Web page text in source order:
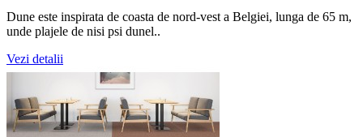
Dune este inspirata de coasta de nord-vest a Belgiei, lunga de 65 m,
unde plajele de nisi psi dunel..
Vezi detalii